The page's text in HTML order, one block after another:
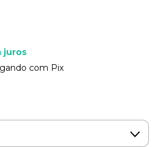
juros
com Pix